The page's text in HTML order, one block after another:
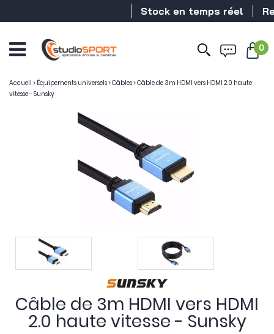
Stock en temps réel
0
Accueil > Équipements universels>Câbles>Câble de 3m HDMI vers HDMI 2.0 haute
vitesse - Sunsky
Câble de 3m HDMI vers HDMI
2.0 haute vitesse - Sunsky